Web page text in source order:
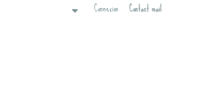
Contact mail
Connexion